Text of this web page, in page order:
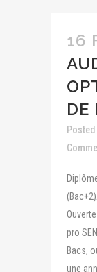
16
DE
Posted
pro
Bacs,
une